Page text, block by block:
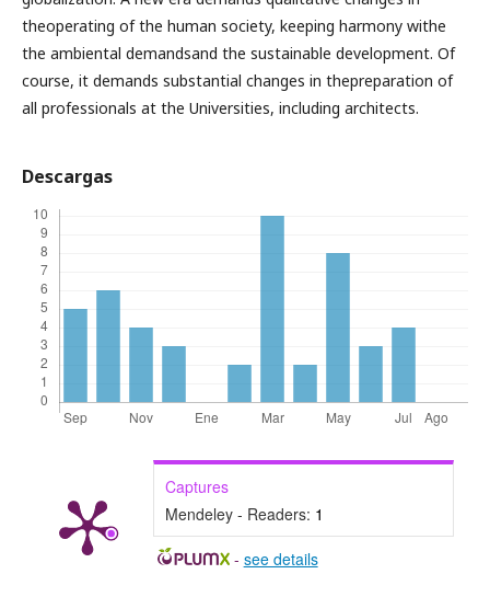
theoperating of the human society, keeping harmony withe
the ambiental demandsand the sustainable development. Of
course, it demands substantial changes in thepreparation of
all professionals at the Universities, including architects.
Descargas
Captures
Mendeley - Readers: 1
- see details